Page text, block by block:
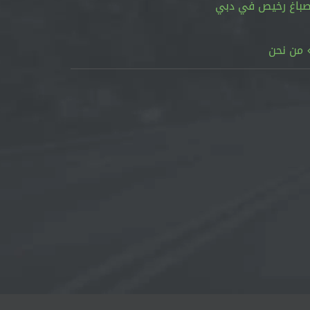
رخيص في دبي
من نحن